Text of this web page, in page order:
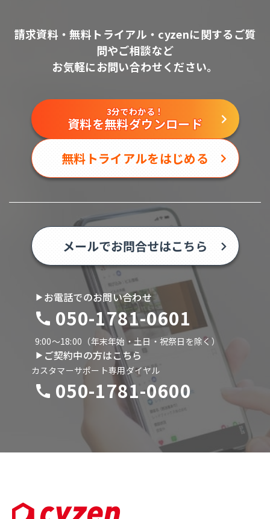
請求資料・無料トライアル・cyzenに関するご質
問やご相談など
お気軽にお問い合わせください。
3分でわかる！
資料を無料ダウンロード
無料トライアルをはじめる
メールでお問合せはこちら
お電話でのお問い合わせ
050-1781-0601
9:00〜18:00（年末年始・土日・祝祭日を除く）
ご契約中の方はこちら
カスタマーサポート専用ダイヤル
050-1781-0600